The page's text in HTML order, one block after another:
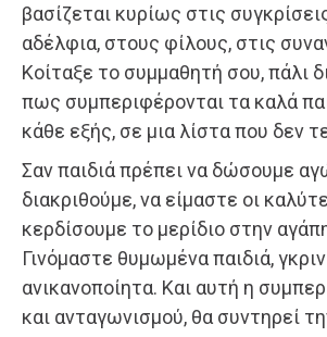
βασίζεται κυρίως στις
αδέλφια, στους φίλους, στις
Κοίταξε το συμμαθητή σου, πάλι
πως συμπεριφέρονται τα καλά
κάθε εξής, σε μια λίστα που δεν
Σαν παιδιά πρέπει να δώσουμε
διακριθούμε, να είμαστε οι
κερδίσουμε το μερίδιο στην
Γινόμαστε θυμωμένα παιδιά,
ανικανοποίητα. Και αυτή η
και ανταγωνισμού, θα συντηρεί